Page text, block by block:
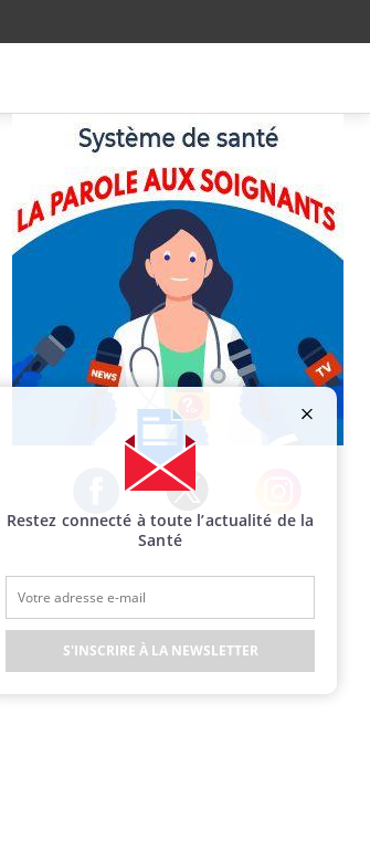
Facebook Twitter Instagram
Restez connecté à toute l’actualité de la
Santé
S'INSCRIRE À LA NEWSLETTER